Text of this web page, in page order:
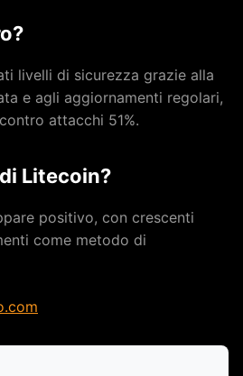
livelli di sicurezza grazie alla
e agli aggiornamenti regolari,
attacchi 51%.
Litecoin?
positivo, con crescenti
come metodo di